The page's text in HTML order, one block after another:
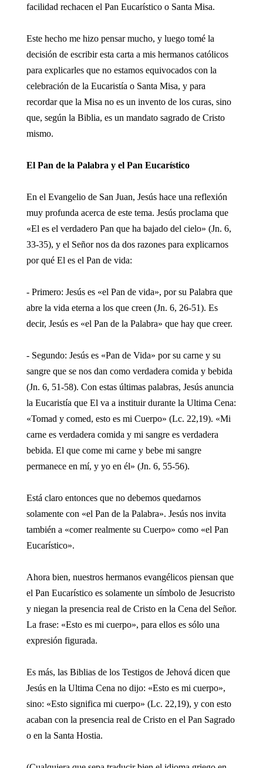
facilidad rechacen el Pan Eucarístico o Santa Misa.
Este hecho me hizo pensar mucho, y luego tomé la
decisión de escribir esta carta a mis hermanos católicos
para explicarles que no estamos equivocados con la
celebración de la Eucaristía o Santa Misa, y para
recordar que la Misa no es un invento de los curas, sino
que, según la Biblia, es un mandato sagrado de Cristo
mismo.
El Pan de la Palabra y el Pan Eucarístico
En el Evangelio de San Juan, Jesús hace una reflexión
muy profunda acerca de este tema. Jesús proclama que
«El es el verdadero Pan que ha bajado del cielo» (Jn. 6,
33-35), y el Señor nos da dos razones para explicarnos
por qué El es el Pan de vida:
- Primero: Jesús es «el Pan de vida», por su Palabra que
abre la vida eterna a los que creen (Jn. 6, 26-51). Es
decir, Jesús es «el Pan de la Palabra» que hay que creer.
- Segundo: Jesús es «Pan de Vida» por su carne y su
sangre que se nos dan como verdadera comida y bebida
(Jn. 6, 51-58). Con estas últimas palabras, Jesús anuncia
la Eucaristía que El va a instituir durante la Ultima Cena:
«Tomad y comed, esto es mi Cuerpo» (Lc. 22,19). «Mi
carne es verdadera comida y mi sangre es verdadera
bebida. El que come mi carne y bebe mi sangre
permanece en mí, y yo en él» (Jn. 6, 55-56).
Está claro entonces que no debemos quedarnos
solamente con «el Pan de la Palabra». Jesús nos invita
también a «comer realmente su Cuerpo» como «el Pan
Eucarístico».
Ahora bien, nuestros hermanos evangélicos piensan que
el Pan Eucarístico es solamente un símbolo de Jesucristo
y niegan la presencia real de Cristo en la Cena del Señor.
La frase: «Esto es mi cuerpo», para ellos es sólo una
expresión figurada.
Es más, las Biblias de los Testigos de Jehová dicen que
Jesús en la Ultima Cena no dijo: «Esto es mi cuerpo»,
sino: «Esto significa mi cuerpo» (Lc. 22,19), y con esto
acaban con la presencia real de Cristo en el Pan Sagrado
o en la Santa Hostia.